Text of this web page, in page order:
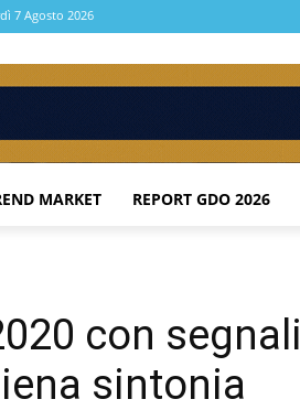
7 Agosto 2026
MARKET REPORT GDO 2026
con segnali
sintonia